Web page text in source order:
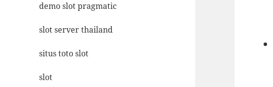
demo slot pragmatic
slot server thailand
situs toto slot
slot